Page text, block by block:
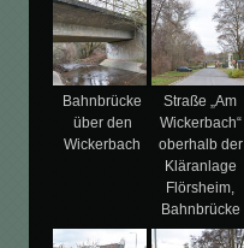
Bahnbrücke
über den
Wickerbach
Straße „Am
Wickerbach“
oberhalb der
Kläranlage
Flörsheim,
Bahnbrücke